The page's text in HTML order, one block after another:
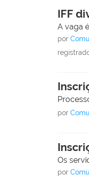
IFF
A vaga
por
por
Os
por